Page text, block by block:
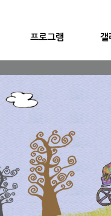
프로그램 갤